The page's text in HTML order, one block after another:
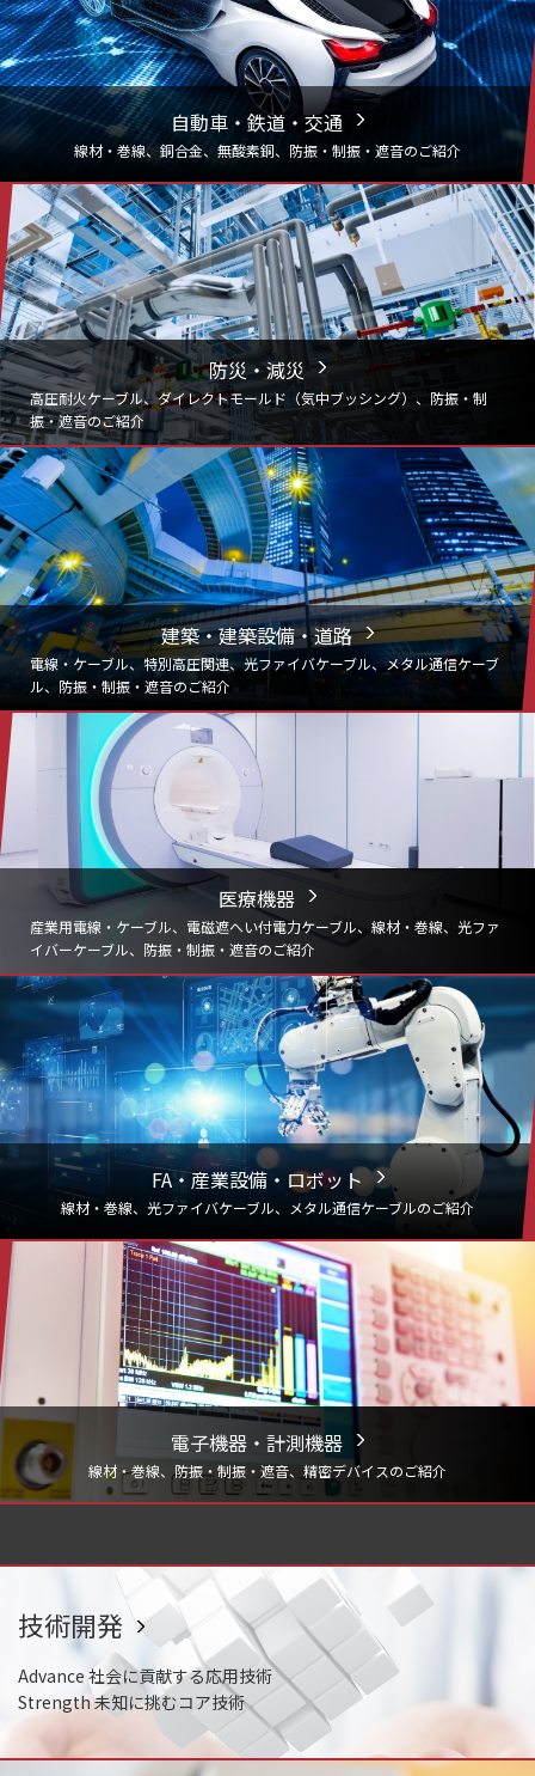
自動車・鉄道・交通
線材・巻線、銅合金、無酸素銅、防振・制振・遮音のご紹介
防災・減災
高圧耐火ケーブル、ダイレクトモールド（気中ブッシング）、 防振・制
振・遮音のご紹介
建築・建築設備・道路
電線・ケーブル、特別高圧関連、光ファイバケーブル、メタル通信ケーブ
ル、 防振・制振・遮音のご紹介
医療機器
産業用電線・ケーブル、電磁遮へい付電力ケーブル、線材・巻線、光ファ
イバーケーブル、防振・制振・遮音のご紹介
FA・産業設備・ロボット
線材・巻線、光ファイバケーブル、メタル通信ケーブルのご紹介
電子機器・計測機器
線材・巻線、防振・制振・遮音、精密デバイスのご紹介
技術開発
Advance 社会に貢献する応用技術
Strength 未知に挑むコア技術